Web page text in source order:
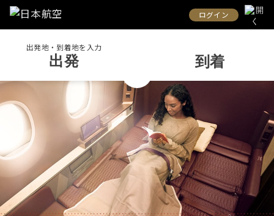
ログイン
出発地・到着地を入力
出発 到着